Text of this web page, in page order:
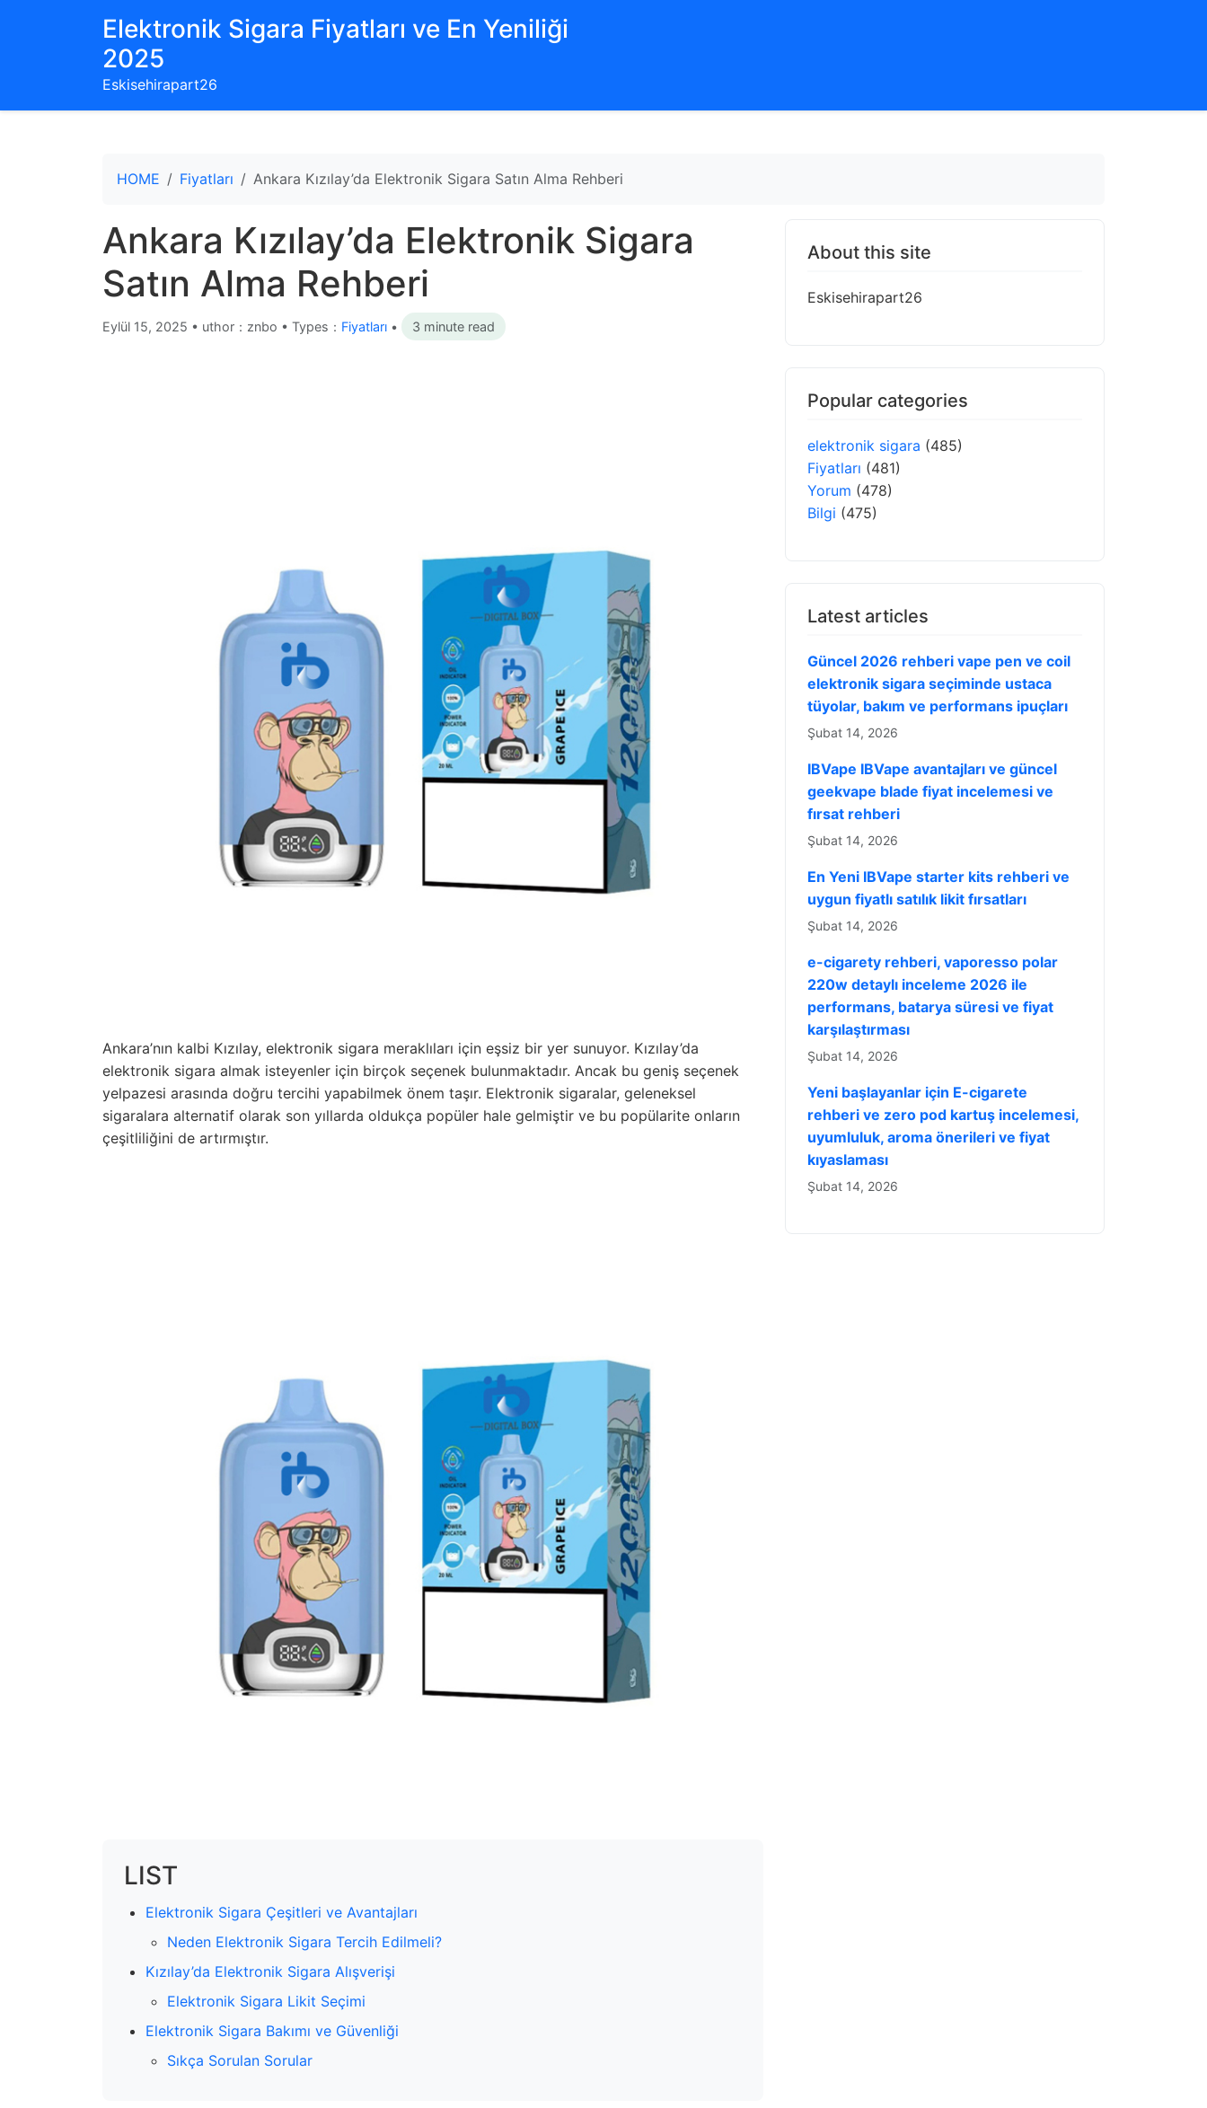
Elektronik Sigara Fiyatları ve En Yeniliği
2025
Eskisehirapart26
HOME Fiyatları Ankara Kızılay’da Elektronik Sigara Satın Alma Rehberi
Ankara Kızılay’da Elektronik Sigara
Satın Alma Rehberi
Eylül 15, 2025 • uthor：znbo • Types： Fiyatları • 3 minute read
Ankara’nın kalbi Kızılay, elektronik sigara meraklıları için eşsiz bir yer sunuyor. Kızılay’da
elektronik sigara almak isteyenler için birçok seçenek bulunmaktadır. Ancak bu geniş seçenek
yelpazesi arasında doğru tercihi yapabilmek önem taşır. Elektronik sigaralar, geleneksel
sigaralara alternatif olarak son yıllarda oldukça popüler hale gelmiştir ve bu popülarite onların
çeşitliliğini de artırmıştır.
LIST
Elektronik Sigara Çeşitleri ve Avantajları
Neden Elektronik Sigara Tercih Edilmeli?
Kızılay’da Elektronik Sigara Alışverişi
Elektronik Sigara Likit Seçimi
Elektronik Sigara Bakımı ve Güvenliği
Sıkça Sorulan Sorular
About this site
Eskisehirapart26
Popular categories
elektronik sigara (485)
Fiyatları (481)
Yorum (478)
Bilgi (475)
Latest articles
Güncel 2026 rehberi vape pen ve coil
elektronik sigara seçiminde ustaca
tüyolar, bakım ve performans ipuçları
Şubat 14, 2026
IBVape IBVape avantajları ve güncel
geekvape blade fiyat incelemesi ve
fırsat rehberi
Şubat 14, 2026
En Yeni IBVape starter kits rehberi ve
uygun fiyatlı satılık likit fırsatları
Şubat 14, 2026
e-cigarety rehberi, vaporesso polar
220w detaylı inceleme 2026 ile
performans, batarya süresi ve fiyat
karşılaştırması
Şubat 14, 2026
Yeni başlayanlar için E-cigarete
rehberi ve zero pod kartuş incelemesi,
uyumluluk, aroma önerileri ve fiyat
kıyaslaması
Şubat 14, 2026